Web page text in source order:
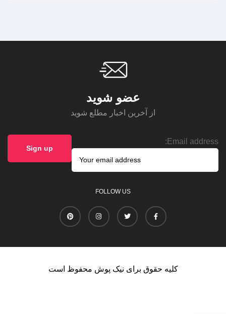
عضو شوید
از آخرین اخبار مطلع شوید
Email address:
FOLLOW US
کلیه حقوق برای نیک پوش محفوظ است